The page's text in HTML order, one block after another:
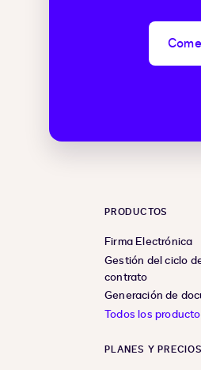
PRODUCTOS
Firma Electrónica
Gestión del ciclo
contrato
Generación de
Todos los
PLANES Y PRECIOS